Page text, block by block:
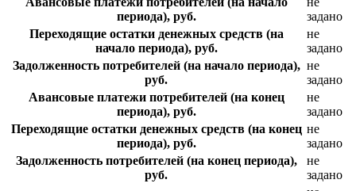
периода), руб.
задано
Переходящие остатки денежных средств (на
начало периода), руб.
не
задано
Задолженность потребителей (на начало периода),
руб.
не
задано
Авансовые платежи потребителей (на конец
периода), руб.
не
задано
Переходящие остатки денежных средств (на конец
периода), руб.
не
задано
Задолженность потребителей (на конец периода),
руб.
не
задано